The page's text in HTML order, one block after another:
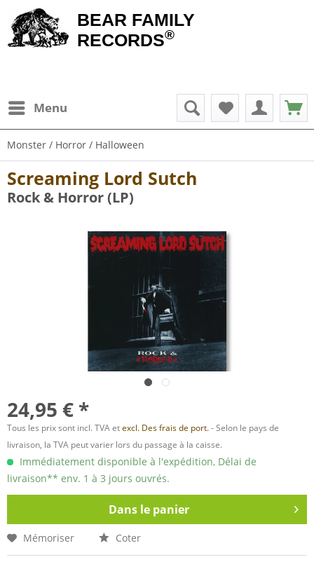
BEAR FAMILY
RECORDS®
Menu
Monster / Horror / Halloween
Screaming Lord Sutch
Rock & Horror (LP)
24,95 € *
Tous les prix sont incl. TVA etexcl. Des frais de port.- Selon le pays de
livraison, la TVA peut varier lors du passage à la caisse.
Immédiatement disponible à l'expédition, Délai de
livraison** env. 1 à 3 jours ouvrés.
Dans le panier
Mémoriser Coter